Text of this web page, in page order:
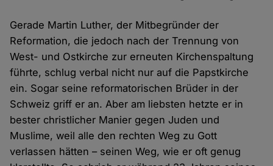
Gerade Martin Luther, der Mitbegründer der
Reformation, die jedoch nach der Trennung von
West- und Ostkirche zur erneuten Kirchenspaltung
führte, schlug verbal nicht nur auf die Papstkirche
ein. Sogar seine reformatorischen Brüder in der
Schweiz griff er an. Aber am liebsten hetzte er in
bester christlicher Manier gegen Juden und
Muslime, weil alle den rechten Weg zu Gott
verlassen hätten – seinen Weg, wie er oft genug